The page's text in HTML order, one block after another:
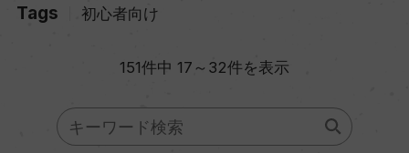
Tags 初心者向け
151件中 17～32件を表示